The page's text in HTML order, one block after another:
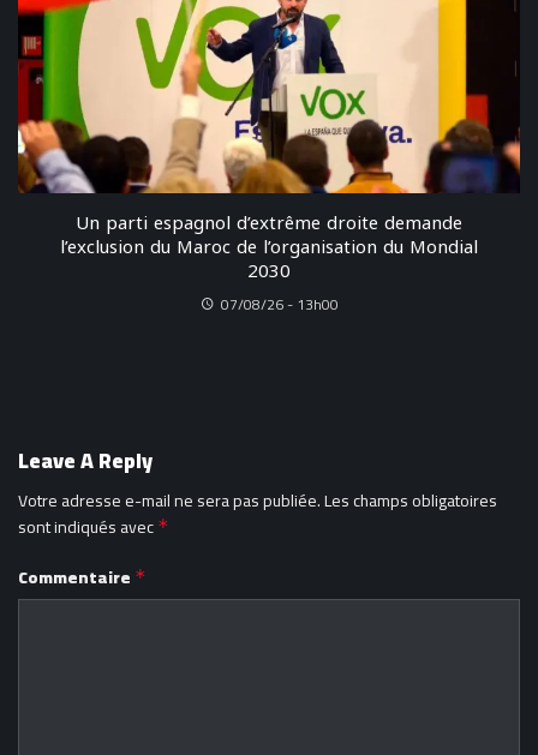
Un parti espagnol d’extrême droite demande
l’exclusion du Maroc de l’organisation du Mondial
2030
07/08/26 - 13h00
Leave A Reply
Votre adresse e-mail ne sera pas publiée.Les champs obligatoires
sont indiqués avec *
Commentaire *